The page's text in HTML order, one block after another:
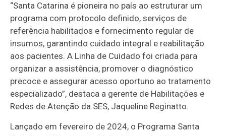
“Santa Catarina é pioneira no país ao estruturar um
programa com protocolo definido, serviços de
referência habilitados e fornecimento regular de
insumos, garantindo cuidado integral e reabilitação
aos pacientes. A Linha de Cuidado foi criada para
organizar a assistência, promover o diagnóstico
precoce e assegurar acesso oportuno ao tratamento
especializado”, destaca a gerente de Habilitações e
Redes de Atenção da SES, Jaqueline Reginatto.
Lançado em fevereiro de 2024, o Programa Santa